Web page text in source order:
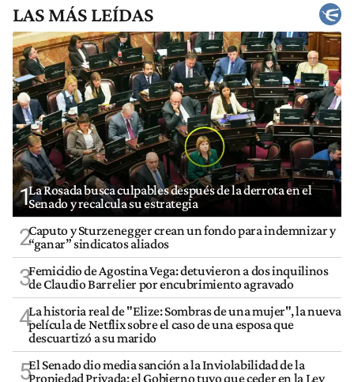
LAS MÁS LEÍDAS
1La Rosada busca culpables después de la derrota en el
Senado y recalcula su estrategia
2Caputo y Sturzenegger crean un fondo para indemnizar y
“ganar” sindicatos aliados
3Femicidio de Agostina Vega: detuvieron a dos inquilinos
de Claudio Barrelier por encubrimiento agravado
4La historia real de "Elize: Sombras de una mujer", la nueva
película de Netflix sobre el caso de una esposa que
descuartizó a su marido
5El Senado dio media sanción a la Inviolabilidad de la
Propiedad Privada: el Gobierno tuvo que ceder en la Ley